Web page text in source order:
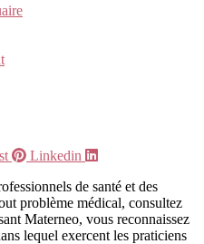
Linkedin
de santé et des
problème médical, consultez
Materneo, vous reconnaissez
lequel exercent les praticiens